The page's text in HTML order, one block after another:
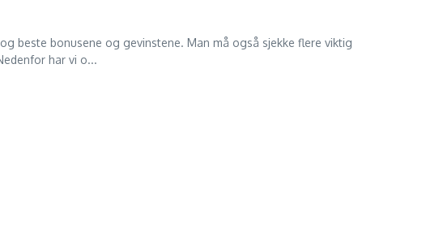
beste bonusene og gevinstene. Man må også sjekke flere viktig
har vi o...